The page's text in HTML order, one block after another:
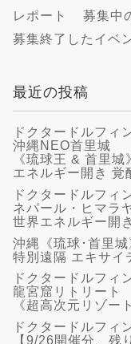
レポート
募集中
募集終了したイベ
最近の投稿
ドクタードルフィ
沖縄NEO首里城
《琉球王 & 首里城
エネルギー開き 覚
ドクタードルフィ
ネパール・ヒマラ
世界エネルギー開
沖縄《琉球･首里城
特別遠隔 エキサイ
ドクタードルフィ
龍宮窟リトリート
《超高次元リゾー
ドクタードルフィ
【9/26開催分、残